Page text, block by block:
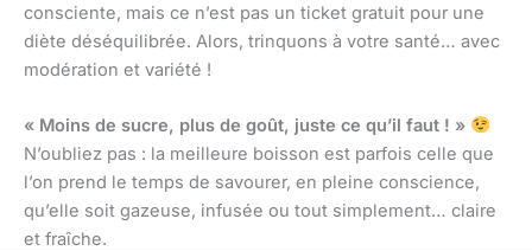
consciente, mais ce n’est pas un ticket gratuit pour une
diète déséquilibrée. Alors, trinquons à votre santé… avec
modération et variété !
« Moins de sucre, plus de goût, juste ce qu’il faut ! »
N’oubliez pas : la meilleure boisson est parfois celle que
l’on prend le temps de savourer, en pleine conscience,
qu’elle soit gazeuse, infusée ou tout simplement… claire
et fraîche.